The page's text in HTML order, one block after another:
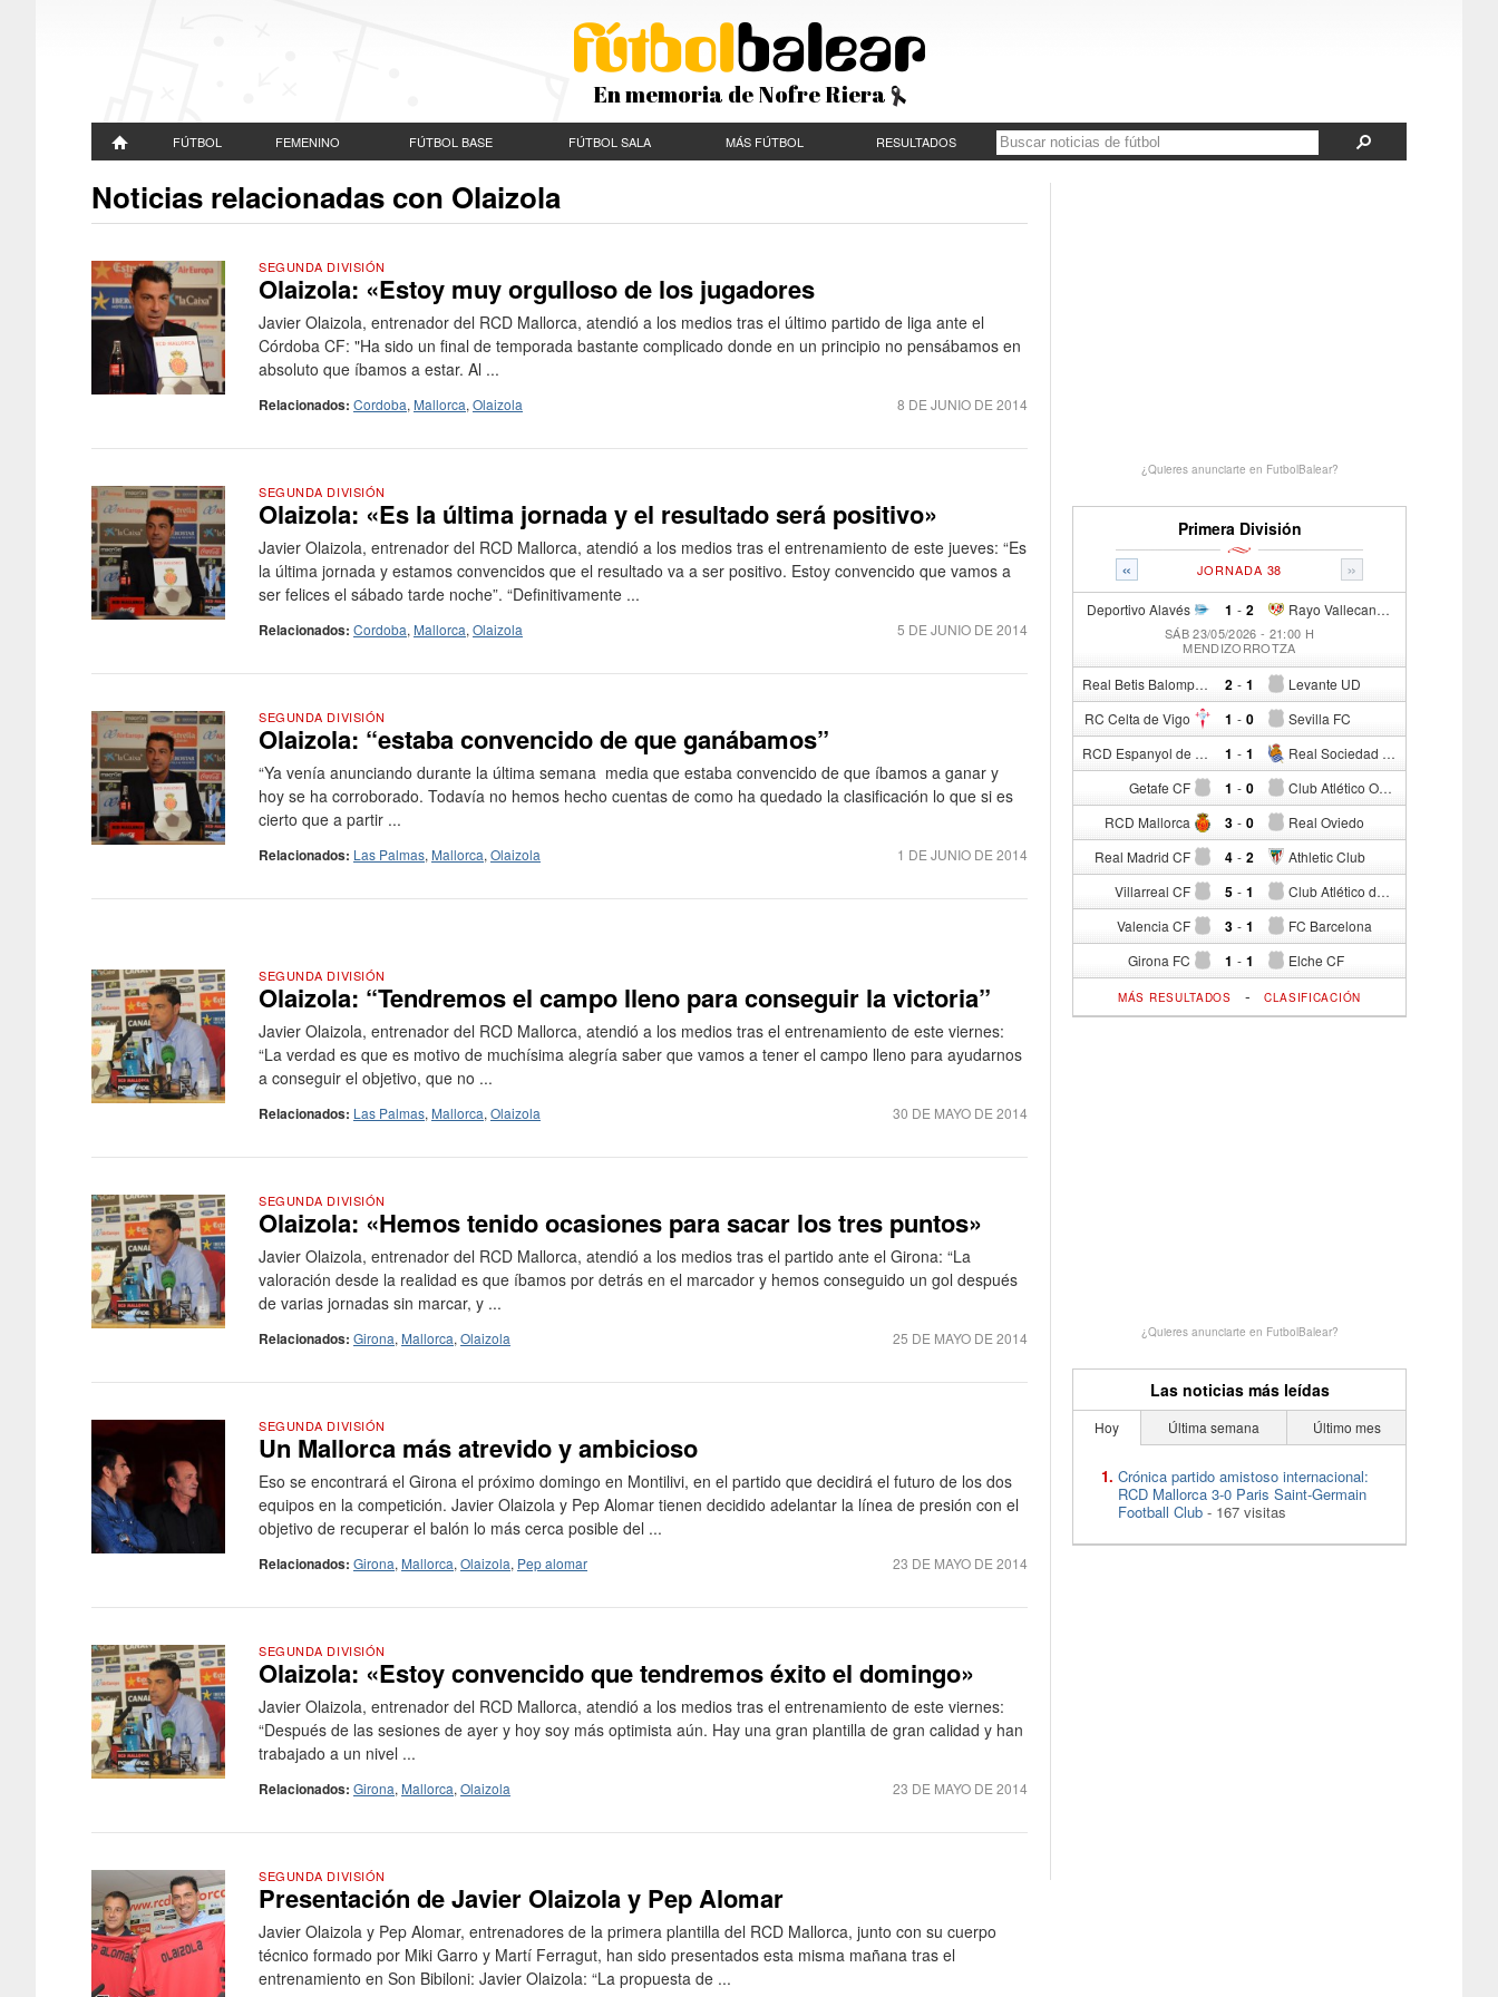
En memoria de Nofre Riera
FÚTBOL FEMENINO FÚTBOL BASE FÚTBOL SALA MÁS FÚTBOL RESULTADOS
Noticias relacionadas con Olaizola
SEGUNDA DIVISIÓN
Olaizola: «Estoy muy orgulloso de los jugadores
Javier Olaizola, entrenador del RCD Mallorca, atendió a los medios tras el último partido de liga ante el
Córdoba CF: "Ha sido un final de temporada bastante complicado donde en un principio no pensábamos en
absoluto que íbamos a estar. Al ...
8 DE JUNIO DE 2014
Relacionados: Cordoba, Mallorca, Olaizola
SEGUNDA DIVISIÓN
Olaizola: «Es la última jornada y el resultado será positivo»
Javier Olaizola, entrenador del RCD Mallorca, atendió a los medios tras el entrenamiento de este jueves: “Es
la última jornada y estamos convencidos que el resultado va a ser positivo. Estoy convencido que vamos a
ser felices el sábado tarde noche”. “Definitivamente ...
5 DE JUNIO DE 2014
Relacionados: Cordoba, Mallorca, Olaizola
SEGUNDA DIVISIÓN
Olaizola: “estaba convencido de que ganábamos”
“Ya venía anunciando durante la última semana media que estaba convencido de que íbamos a ganar y
hoy se ha corroborado. Todavía no hemos hecho cuentas de como ha quedado la clasificación lo que si es
cierto que a partir ...
1 DE JUNIO DE 2014
Relacionados: Las Palmas, Mallorca, Olaizola
SEGUNDA DIVISIÓN
Olaizola: “Tendremos el campo lleno para conseguir la victoria”
Javier Olaizola, entrenador del RCD Mallorca, atendió a los medios tras el entrenamiento de este viernes:
“La verdad es que es motivo de muchísima alegría saber que vamos a tener el campo lleno para ayudarnos
a conseguir el objetivo, que no ...
30 DE MAYO DE 2014
Relacionados: Las Palmas, Mallorca, Olaizola
SEGUNDA DIVISIÓN
Olaizola: «Hemos tenido ocasiones para sacar los tres puntos»
Javier Olaizola, entrenador del RCD Mallorca, atendió a los medios tras el partido ante el Girona: “La
valoración desde la realidad es que íbamos por detrás en el marcador y hemos conseguido un gol después
de varias jornadas sin marcar, y ...
25 DE MAYO DE 2014
Relacionados: Girona, Mallorca, Olaizola
SEGUNDA DIVISIÓN
Un Mallorca más atrevido y ambicioso
Eso se encontrará el Girona el próximo domingo en Montilivi, en el partido que decidirá el futuro de los dos
equipos en la competición. Javier Olaizola y Pep Alomar tienen decidido adelantar la línea de presión con el
objetivo de recuperar el balón lo más cerca posible del ...
23 DE MAYO DE 2014
Relacionados: Girona, Mallorca, Olaizola, Pep alomar
SEGUNDA DIVISIÓN
Olaizola: «Estoy convencido que tendremos éxito el domingo»
Javier Olaizola, entrenador del RCD Mallorca, atendió a los medios tras el entrenamiento de este viernes:
“Después de las sesiones de ayer y hoy soy más optimista aún. Hay una gran plantilla de gran calidad y han
trabajado a un nivel ...
23 DE MAYO DE 2014
Relacionados: Girona, Mallorca, Olaizola
SEGUNDA DIVISIÓN
Presentación de Javier Olaizola y Pep Alomar
Javier Olaizola y Pep Alomar, entrenadores de la primera plantilla del RCD Mallorca, junto con su cuerpo
técnico formado por Miki Garro y Martí Ferragut, han sido presentados esta misma mañana tras el
entrenamiento en Son Bibiloni: Javier Olaizola: “La propuesta de ...
¿Quieres anunciarte en FutbolBalear?
Primera División
« »
JORNADA 38
Deportivo Alavés 1 - Rayo Vallecano de Madrid
2
SÁB 23/05/2026 - 21:00 H
MENDIZORROTZA
Real Betis Balompié 2 - Levante UD
1
RC Celta de Vigo 1 - Sevilla FC
0
RCD Espanyol de Barcelona 1 - Real Sociedad de Fútbol
1
Getafe CF 1 - Club Atlético Osasuna
0
RCD Mallorca 3 - Real Oviedo
0
Real Madrid CF 4 - Athletic Club
2
Villarreal CF 5 - Club Atlético de Madrid
1
Valencia CF 3 - FC Barcelona
1
Girona FC 1 - Elche CF
1
MÁS RESULTADOS - CLASIFICACIÓN
¿Quieres anunciarte en FutbolBalear?
Las noticias más leídas
Hoy Última semana Último mes
Crónica partido amistoso internacional:
RCD Mallorca 3-0 Paris Saint-Germain
Football Club - 167 visitas